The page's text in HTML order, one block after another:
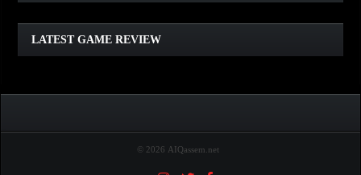
LATEST GAME REVIEW
Clair Obscur: Expedition 33
Diablo IV
Elden Ring
Horizon Forbidden West
© 2026 AIQassem.net